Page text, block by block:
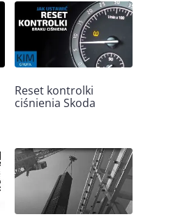
Reset kontrolki
ciśnienia Skoda